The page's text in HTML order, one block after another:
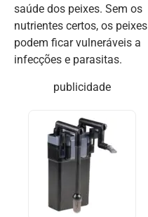
saúde dos peixes. Sem os
nutrientes certos, os peixes
podem ficar vulneráveis a
infecções e parasitas.
publicidade